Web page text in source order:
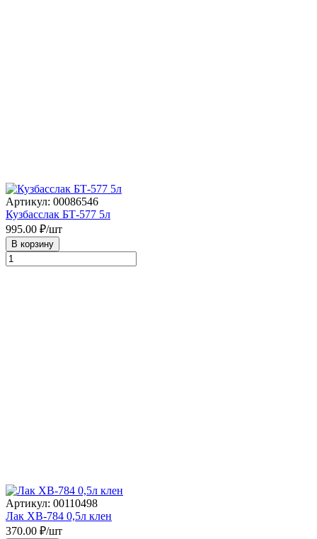
Артикул: 00086546
Кузбасслак БТ-577 5л
995.00 ₽/шт
В корзину
Артикул: 00110498
Лак ХВ-784 0,5л клен
370.00 ₽/шт